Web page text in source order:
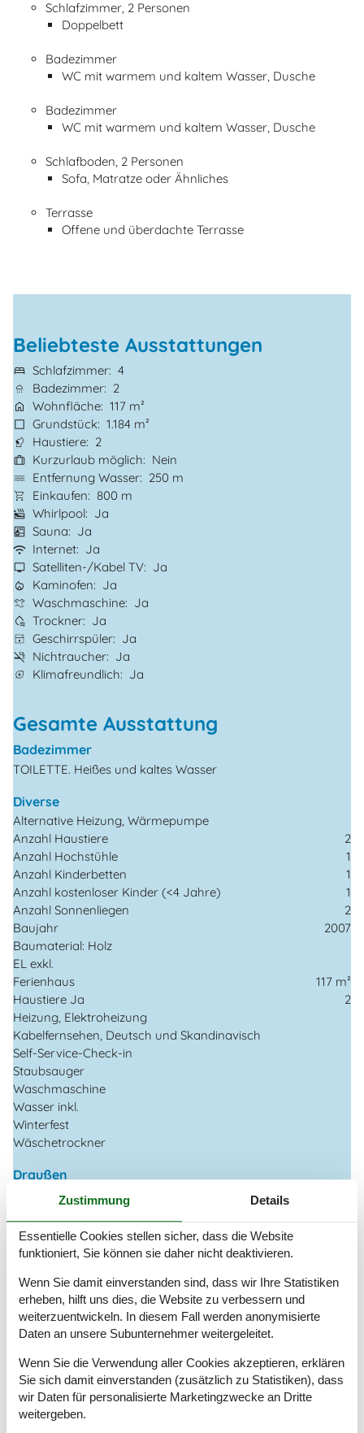
Schlafzimmer, 2 Personen
Doppelbett
Badezimmer
WC mit warmem und kaltem Wasser, Dusche
Badezimmer
WC mit warmem und kaltem Wasser, Dusche
Schlafboden, 2 Personen
Sofa, Matratze oder Ähnliches
Terrasse
Offene und überdachte Terrasse
Beliebteste Ausstattungen
Schlafzimmer 4
Badezimmer
2
Wohnfläche 117 m²
Grundstück
1.184 m²
Haustiere
2
Kurzurlaub möglich
Nein
Entfernung Wasser
250 m
Einkaufen
800 m
Whirlpool
Ja
Sauna
Ja
Internet
Ja
Satelliten-/Kabel TV
Ja
Kaminofen
Ja
Waschmaschine
Ja
Trockner
Ja
Geschirrspüler
Ja
Nichtraucher
Ja
Klimafreundlich
Ja
Gesamte Ausstattung
Badezimmer
TOILETTE. Heißes und kaltes Wasser
Diverse
Alternative Heizung, Wärmepumpe
Anzahl Haustiere
2
Anzahl Hochstühle
1
Anzahl Kinderbetten
1
Anzahl kostenloser Kinder (<4 Jahre)
1
Anzahl Sonnenliegen
2
Baujahr
2007
Baumaterial: Holz
EL exkl.
Ferienhaus
117 m²
Haustiere Ja
2
Heizung, Elektroheizung
Kabelfernsehen, Deutsch und Skandinavisch
Self-Service-Check-in
Staubsauger
Waschmaschine
Wasser inkl.
Winterfest
Wäschetrockner
Draußen
Gartenmöbel
Kostenloser Parkplatz auf dem Gelände
Naturgrundstück
Drinnen
Kaminofen
Teilweise Fußbodenheizung
1 DVD
1 Fernseher
DK-DR1/TV2
Internet (drahtlos)
Zustimmung Details
Essentielle Cookies stellen sicher, dass die Website
funktioniert, Sie können sie daher nicht deaktivieren.
Wenn Sie damit einverstanden sind, dass wir Ihre Statistiken
erheben, hilft uns dies, die Website zu verbessern und
weiterzuentwickeln. In diesem Fall werden anonymisierte
Daten an unsere Subunternehmer weitergeleitet.
Wenn Sie die Verwendung aller Cookies akzeptieren, erklären
Sie sich damit einverstanden (zusätzlich zu Statistiken), dass
wir Daten für personalisierte Marketingzwecke an Dritte
weitergeben.